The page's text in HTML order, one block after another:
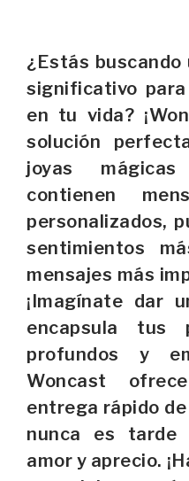
¿Estás
significativo
en tu vida?
solución
joyas
contienen
personalizados,
sentimientos
mensajes más
¡Imagínate dar
encapsula tus
profundos y
Woncast
entrega rápido
nunca es tarde
amor y aprecio.